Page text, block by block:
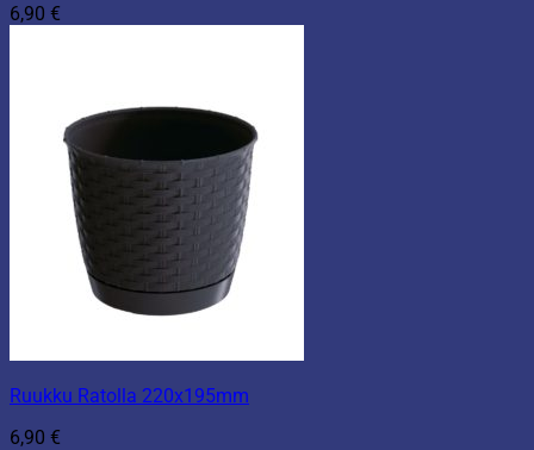
6,90 €
Ruukku Ratolla 220x195mm
6,90 €